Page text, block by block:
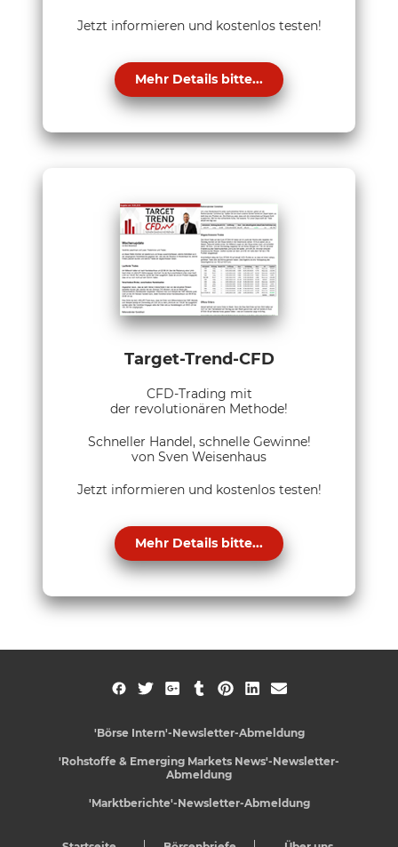
Jetzt informieren und kostenlos testen!
Mehr Details bitte...
Target-Trend-CFD
CFD-Trading mit
der revolutionären Methode!
Schneller Handel, schnelle Gewinne!
von Sven Weisenhaus
Jetzt informieren und kostenlos testen!
Mehr Details bitte...
'Börse Intern'-Newsletter-Abmeldung
'Rohstoffe & Emerging Markets News'-Newsletter-
Abmeldung
'Marktberichte'-Newsletter-Abmeldung